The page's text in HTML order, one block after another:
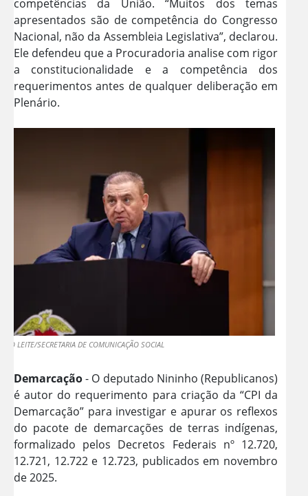
competências da União. “Muitos dos temas
apresentados são de competência do Congresso
Nacional, não da Assembleia Legislativa”, declarou.
Ele defendeu que a Procuradoria analise com rigor
a constitucionalidade e a competência dos
requerimentos antes de qualquer deliberação em
Plenário.
LEITE/SECRETARIA DE COMUNICAÇÃO SOCIAL
Demarcação- O deputado Nininho (Republicanos)
é autor do requerimento para criação da “CPI da
Demarcação” para investigar e apurar os reflexos
do pacote de demarcações de terras indígenas,
formalizado pelos Decretos Federais nº 12.720,
12.721, 12.722 e 12.723, publicados em novembro
de 2025.